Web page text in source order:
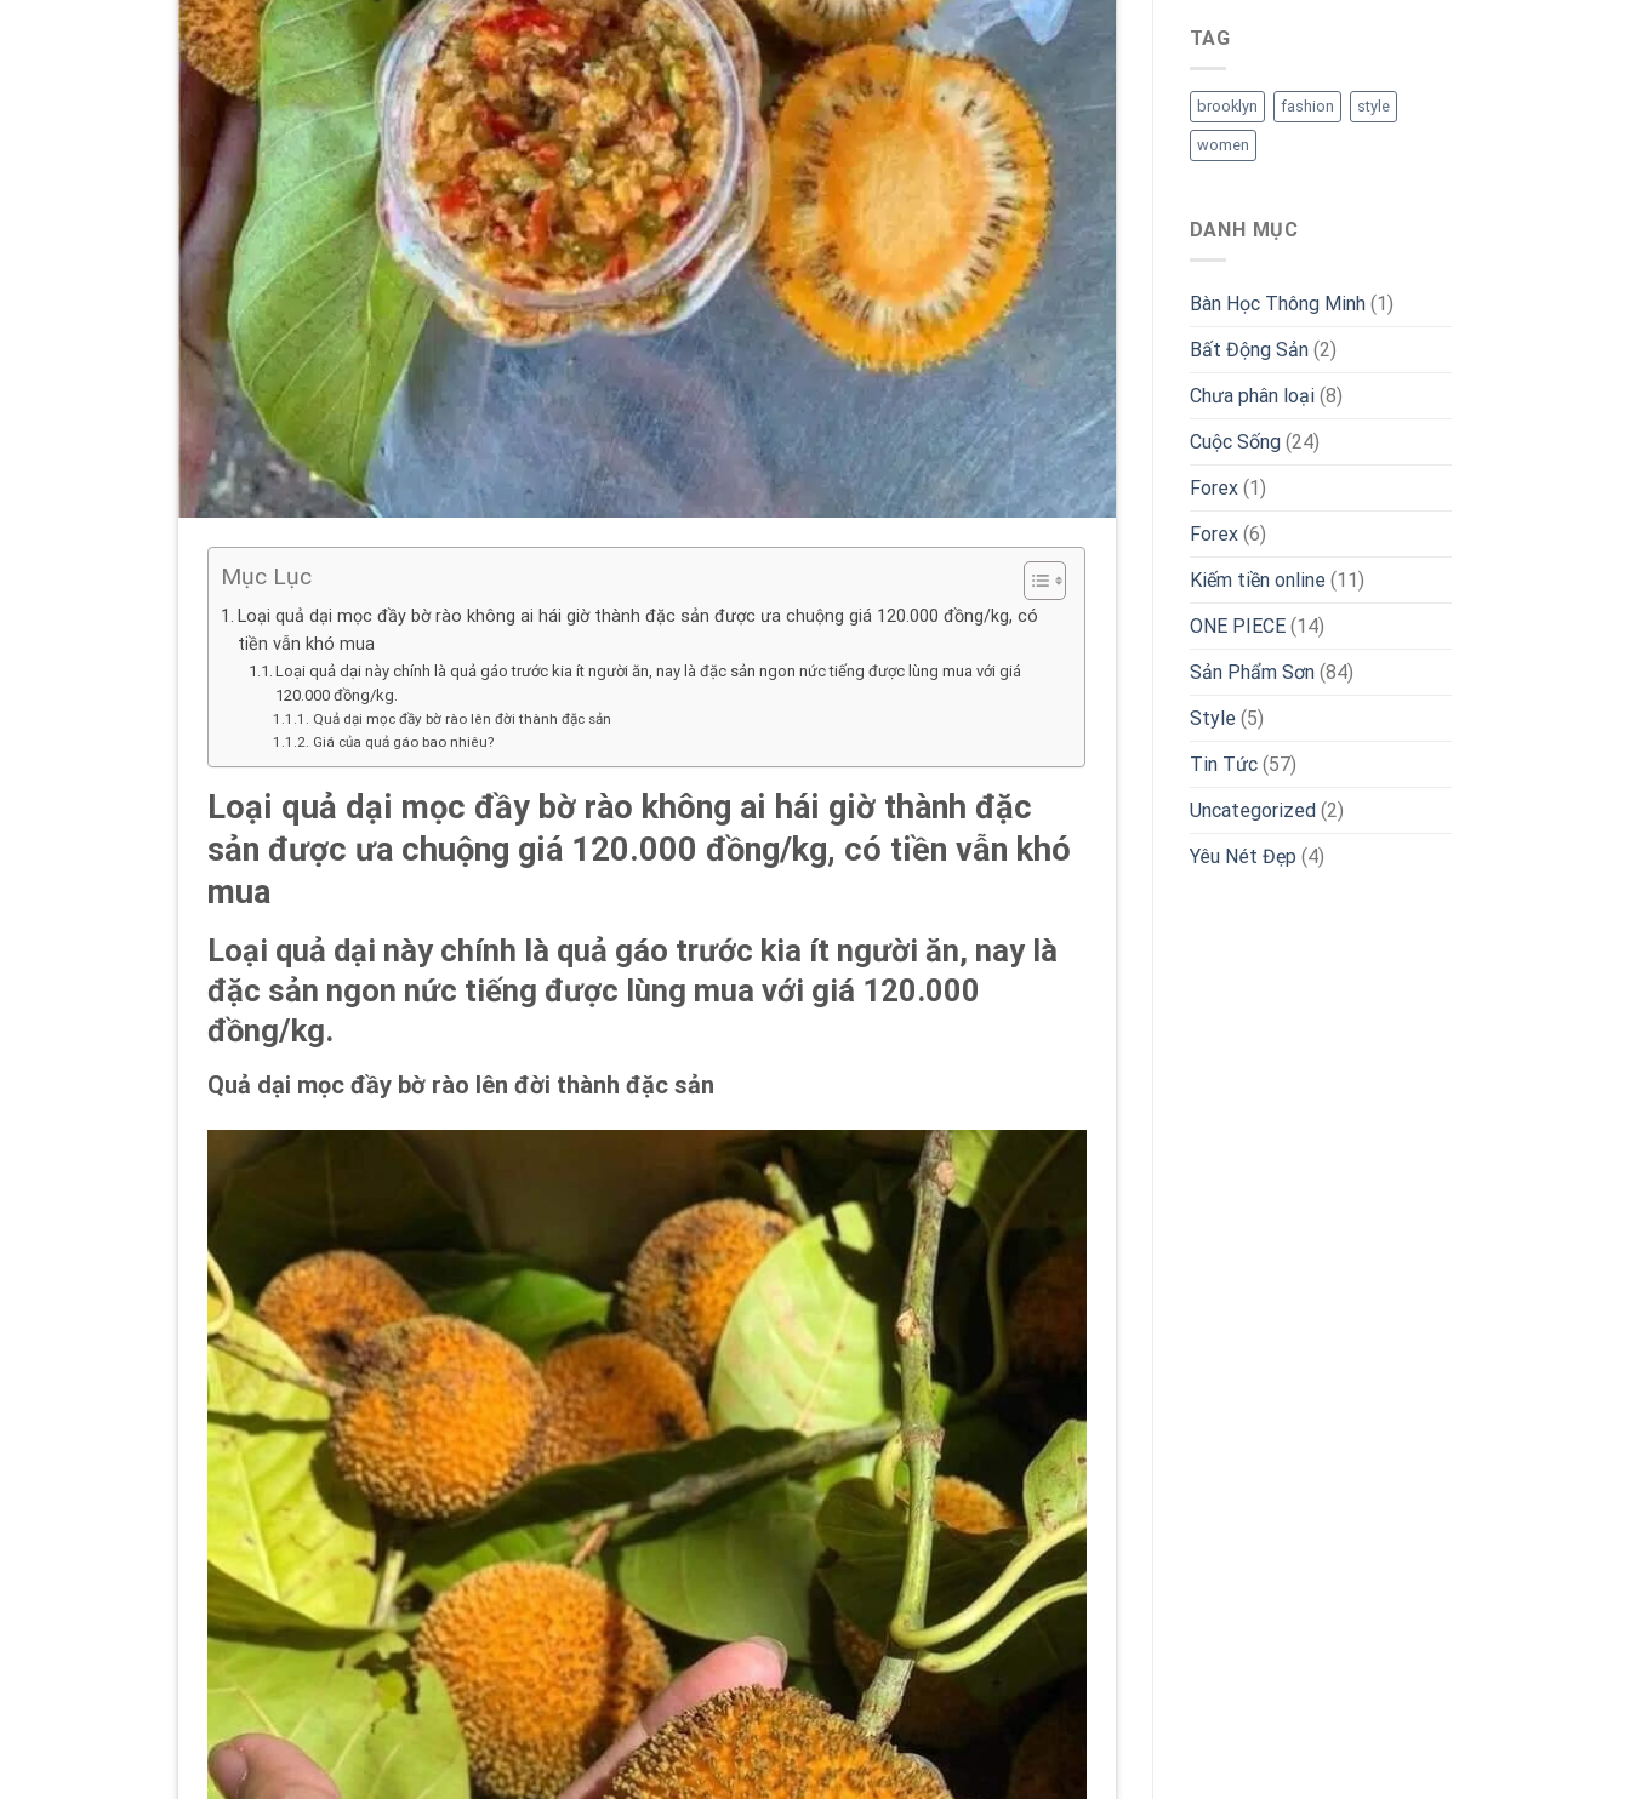
Mục Lục
Loại quả dại mọc đầy bờ rào không ai hái giờ thành đặc sản được ưa chuộng giá 120.000 đồng/kg, có
tiền vẫn khó mua
Loại quả dại này chính là quả gáo trước kia ít người ăn, nay là đặc sản ngon nức tiếng được lùng mua với giá
120.000 đồng/kg.
Quả dại mọc đầy bờ rào lên đời thành đặc sản
Giá của quả gáo bao nhiêu?
Loại quả dại mọc đầy bờ rào không ai hái giờ thành đặc
sản được ưa chuộng giá 120.000 đồng/kg, có tiền vẫn khó
mua
Loại quả dại này chính là quả gáo trước kia ít người ăn, nay là
đặc sản ngon nức tiếng được lùng mua với giá 120.000
đồng/kg.
Quả dại mọc đầy bờ rào lên đời thành đặc sản
TAG
brooklyn fashion style
women
DANH MỤC
Bàn Học Thông Minh(1)
Bất Động Sản(2)
Chưa phân loại(8)
Cuộc Sống(24)
Forex(1)
Forex(6)
Kiếm tiền online(11)
ONE PIECE(14)
Sản Phẩm Sơn(84)
Style(5)
Tin Tức(57)
Uncategorized(2)
Yêu Nét Đẹp (4)